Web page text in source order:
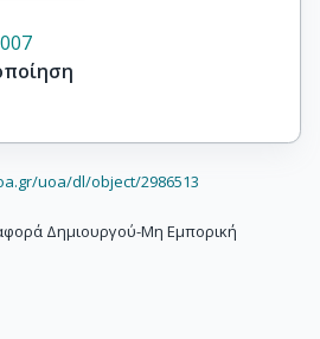
uoa/dl/object/2986513
Δημιουργού-Μη Εμπορική